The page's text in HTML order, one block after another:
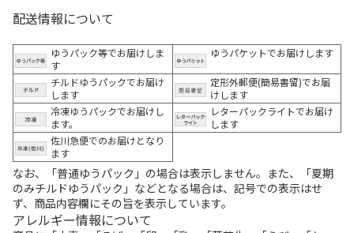
配送情報について
ゆうパック等でお届けしま
す
ゆうパケットでお届けします
チルドゆうパックでお届け
します
定形外郵便(簡易書留)でお届
けします
冷凍ゆうパックでお届けし
ます。
レターパックライトでお届け
します
佐川急便でのお届けとなり
ます
なお、「普通ゆうパック」の場合は表示しません。また、「夏期
のみチルドゆうパック」などとなる場合は、記号での表示はせ
ず、商品内容欄にその旨を表示しています。
アレルギー情報について